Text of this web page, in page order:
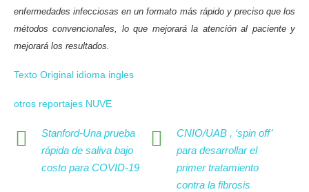
enfermedades infecciosas en un formato más rápido y preciso que los
métodos convencionales, lo que mejorará la atención al paciente y
mejorará los resultados.
Texto Original idioma ingles
otros reportajes NUVE
Stanford-Una prueba
rápida de saliva bajo
costo para COVID-19
CNIO/UAB , ‘spin off’
para desarrollar el
primer tratamiento
contra la fibrosis